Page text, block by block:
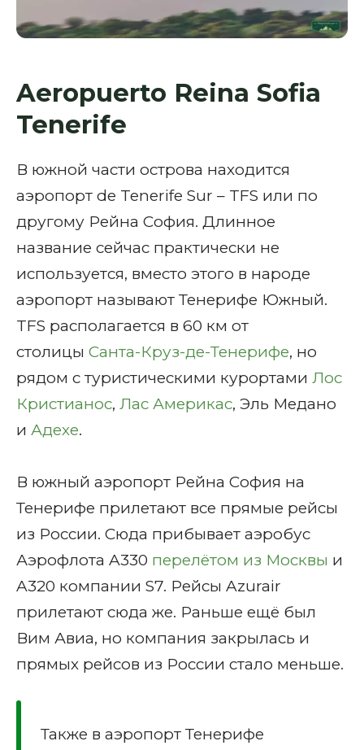
Aeropuerto Reina Sofia
Tenerife
В южной части острова находится
аэропорт de Tenerife Sur – TFS или по
другому Рейна София. Длинное
название сейчас практически не
используется, вместо этого в народе
аэропорт называют Тенерифе Южный.
TFS располагается в 60 км от
столицы Санта-Круз-де-Тенерифе, но
рядом с туристическими курортами Лос
Кристианос, Лас Америкас, Эль Медано
и Адехе.
В южный аэропорт Рейна София на
Тенерифе прилетают все прямые рейсы
из России. Сюда прибывает аэробус
Аэрофлота A330 перелётом из Москвы и
A320 компании S7. Рейсы Azurair
прилетают сюда же. Раньше ещё был
Вим Авиа, но компания закрылась и
прямых рейсов из России стало меньше.
Также в аэропорт Тенерифе